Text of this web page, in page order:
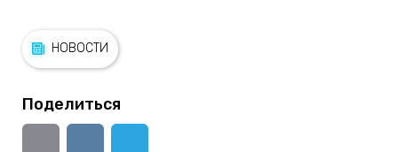
НОВОСТИ
Поделиться